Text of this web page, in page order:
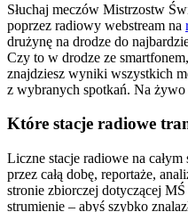
Słuchaj meczów Mistrzostw
poprzez radiowy webstream na
drużynę na drodze do
Czy to w drodze ze
znajdziesz wyniki wszystkich
z wybranych spotkań. Na żywo
Które stacje radiowe
Liczne stacje radiowe na
przez całą dobę, reportaże,
stronie zbiorczej dotyczącej
strumienie – abyś szybko